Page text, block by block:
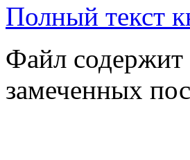
Полный текст
Файл содержит
замеченных